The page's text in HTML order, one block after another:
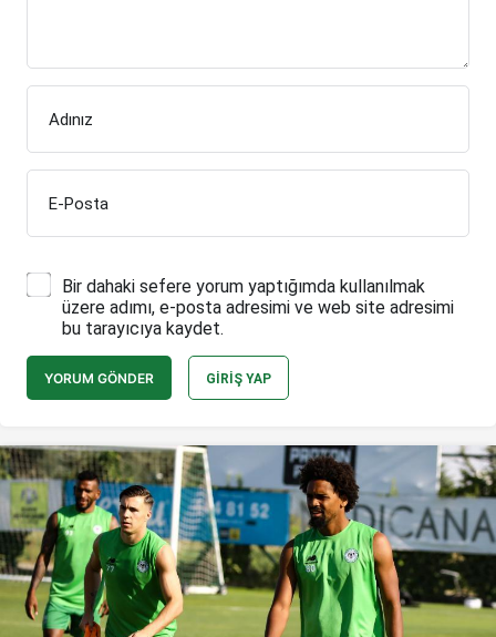
Adınız
E-Posta
Bir dahaki sefere yorum yaptığımda kullanılmak
üzere adımı, e-posta adresimi ve web site adresimi
bu tarayıcıya kaydet.
YORUM GÖNDER GIRIŞ YAP